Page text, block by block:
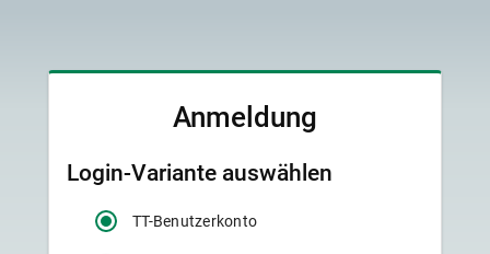
Anmeldung
Login-Variante auswählen
TT-Benutzerkonto